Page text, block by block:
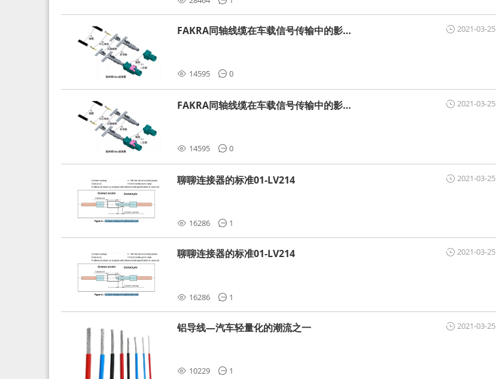
频连接器，被业内广泛应用。
2021-03-25
FAKRA同轴线缆在车载信号传输中的影响
14595 0
2021-03-25
FAKRA同轴线缆在车载信号传输中的影响
14595 0
2021-03-25
聊聊连接器的标准01-LV214
16286 1
2021-03-25
聊聊连接器的标准01-LV214
16286 1
2021-03-25
铝导线—汽车轻量化的潮流之一
10229 1